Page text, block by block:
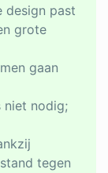
design past
grote
gaan
niet nodig;
tegen